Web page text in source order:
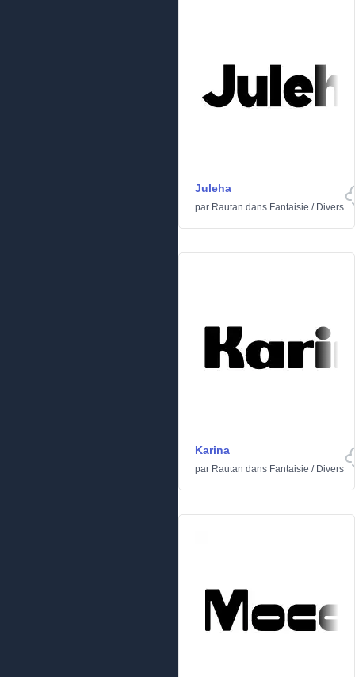
Juleha
par Rautan dans Fantaisie / Divers
Karina
par Rautan dans Fantaisie / Divers